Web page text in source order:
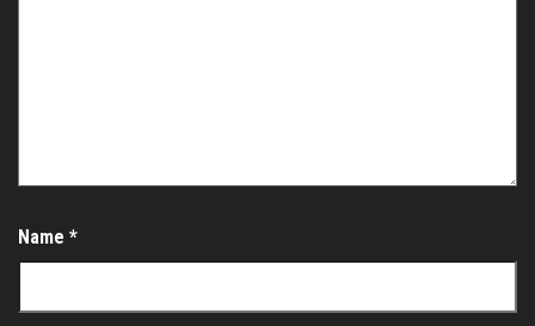
Name *